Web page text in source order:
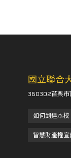
國立聯合
360302苗栗
如何到達本校
智慧財產權